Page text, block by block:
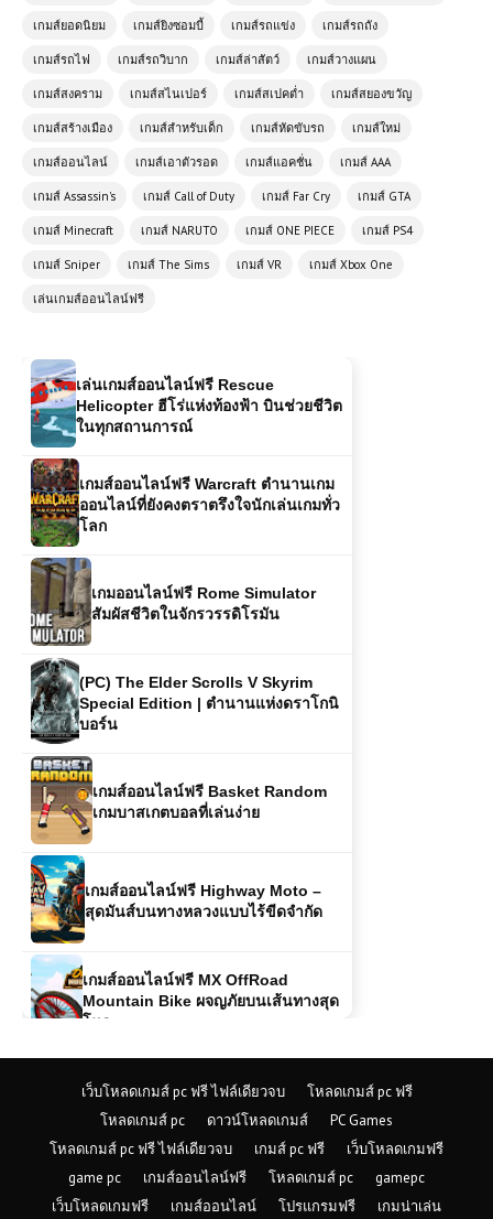
เกมส์ยอดนิยม เกมส์ยิงซอมบี้ เกมส์รถแข่ง เกมส์รถถัง
เกมส์รถไฟ เกมส์รถวิบาก เกมส์ล่าสัตว์ เกมส์วางแผน
เกมส์สงคราม เกมส์สไนเปอร์ เกมส์สเปคต่ำ เกมส์สยองขวัญ
เกมส์สร้างเมือง เกมส์สำหรับเด็ก เกมส์หัดขับรถ เกมส์ใหม่
เกมส์ออนไลน์ เกมส์เอาตัวรอด เกมส์แอคชั่น เกมส์ AAA
เกมส์ Assassin's เกมส์ Call of Duty เกมส์ Far Cry เกมส์ GTA
เกมส์ Minecraft เกมส์ NARUTO เกมส์ ONE PIECE เกมส์ PS4
เกมส์ Sniper เกมส์ The Sims เกมส์ VR เกมส์ Xbox One
เล่นเกมส์ออนไลน์ฟรี
Wing EX – ศึกไฟท์ติ้งสุดมันส์ที่รวมเหล่า
นักสู้ในตำนาน
ผจญภัยแนวพัซเซิลที่ได้รับความนิยม
เมืองแห่งความเหนื่อยล้า
เล่นเกมส์ออนไลน์ฟรี Rescue
เกมส์ออนไลน์ฟรี Warcraft ตำนานเกม
ออนไลน์ที่ยังคงตราตรึงใจนักเล่นเกมทั่ว
เกมออนไลน์ฟรี Rome Simulator
สัมผัสชีวิตในจักรวรรดิโรมัน
(PC) The Elder Scrolls V Skyrim
Special Edition | ตำนานแห่งดราโกนิ
บอร์น
เกมส์ออนไลน์ฟรี Basket Random
เกมบาสเกตบอลที่เล่นง่าย
เกมส์ออนไลน์ฟรี Highway Moto –
สุดมันส์บนทางหลวงแบบไร้ขีดจำกัด
เกมส์ออนไลน์ฟรี MX OffRoad
Mountain Bike ผจญภัยบนเส้นทางสุด
โหด
เกมส์ออนไลน์ฟรี Mob City เมืองแห่ง
อาชญากรรมในเงามืดของ
เล่นเกมส์ออนไลน์ฟรี Tractor Farming
Simulator รีวิวเกม สายเกษตรขวัญใจ
คนเล่นมือถือและพีซี
เกมส์ออนไลน์ฟรี Rogue Sergeant:
เว็บโหลดเกมส์ pc ฟรี ไฟล์เดียวจบ
โหลดเกมส์ pc ฟรี
โหลดเกมส์ pc
ดาวน์โหลดเกมส์
PC Games
โหลดเกมส์ pc ฟรี ไฟล์เดียวจบ
เกมส์ pc ฟรี
เว็บโหลดเกมฟรี
game pc
เกมส์ออนไลน์ฟรี โหลดเกมส์ pc
gamepc
เว็บโหลดเกมฟรี
เกมส์ออนไลน์ โปรแกรมฟรี เกมน่าเล่น